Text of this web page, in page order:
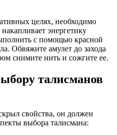
целях, необходимо
энергетику
с помощью красной
Обвяжите амулет до захода
снимите нить и сожгите ее.
талисманов
свойства, он должен
выбора талисмана: